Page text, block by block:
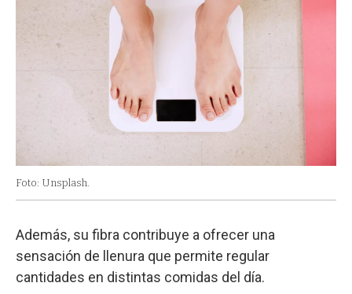
Foto: Unsplash.
Además, su fibra contribuye a ofrecer una
sensación de llenura que permite regular
cantidades en distintas comidas del día.